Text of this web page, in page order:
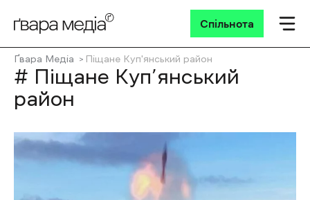
Спільнота
Ґвара Медіа Піщане Куп'янський район
# Піщане Куп’янський
район